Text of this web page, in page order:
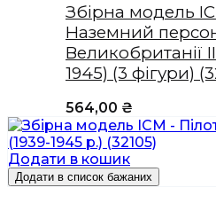
Збірна модель
Наземний
Великобританії
1945) (3 фігури)
564,00 ₴
Додати в кошик
Додати в список бажаних